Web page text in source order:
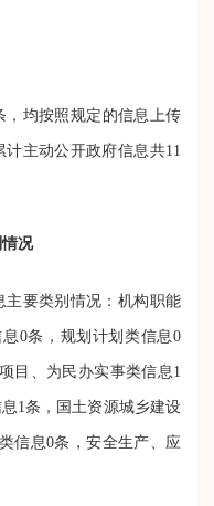
均按照规定的信息上传
主动公开政府信息共11
况
要类别情况：机构职能
0条，规划计划类信息0
目、为民办实事类信息1
1条，国土资源城乡建设
信息0条，安全生产、应